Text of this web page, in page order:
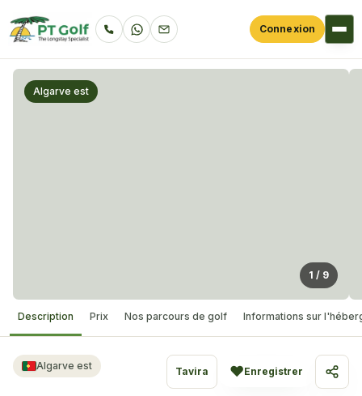
Connexion
Algarve est
1 / 9
Description Prix Nos parcours de golf Informations sur
Tavira ♥Enregistrer
Algarve est